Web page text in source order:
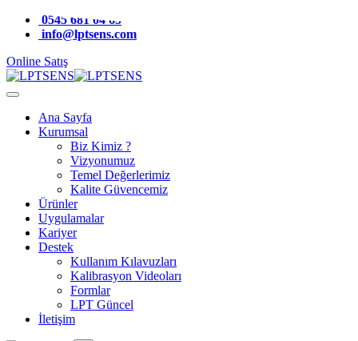
0545 681 04 65
info@lptsens.com
Online Satış
Ana Sayfa
Kurumsal
Biz Kimiz ?
Vizyonumuz
Temel Değerlerimiz
Kalite Güvencemiz
Ürünler
Uygulamalar
Kariyer
Destek
Kullanım Kılavuzları
Kalibrasyon Videoları
Formlar
LPT Güncel
İletişim